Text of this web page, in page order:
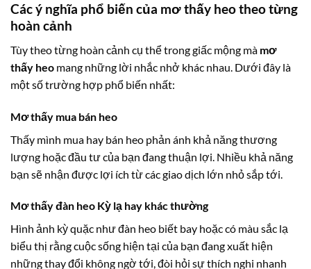
Các ý nghĩa phổ biến của mơ thấy heotheo từng
hoàn cảnh
Tùy theo từng hoàn cảnh cụ thể trong giấc mộng mà mơ
thấy heo mang những lời nhắc nhở khác nhau. Dưới đây là
một số trường hợp phổ biến nhất:
Mơ thấy mua bán heo
Thấy mình mua hay bán heo phản ánh khả năng thương
lượng hoặc đầu tư của bạn đang thuận lợi. Nhiều khả năng
bạn sẽ nhận được lợi ích từ các giao dịch lớn nhỏ sắp tới.
Mơ thấy đàn heo Kỳ lạ hay khác thường
Hình ảnh kỳ quặc như đàn heo biết bay hoặc có màu sắc lạ
biểu thị rằng cuộc sống hiện tại của bạn đang xuất hiện
những thay đổi không ngờ tới, đòi hỏi sự thích nghi nhanh